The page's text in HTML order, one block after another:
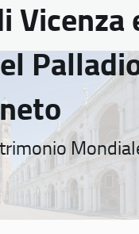
Vicenza